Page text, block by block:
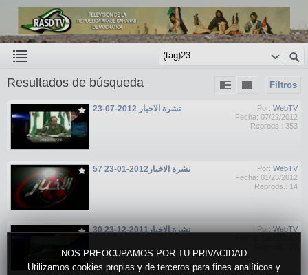
NOS PREOCUPAMOS POR TU PRIVACIDAD
Utilizamos cookies propias y de terceros para fines analíticos y
Filtros
Resultados de búsqueda
Por: WebTV
Fecha: 07/22/2012
Reprods.: 353
23-07-2012 نشرة الاخبار
Por: WebTV
Fecha: 01/23/2012
Reprods.: 14
نشرة الاخبار2012-01-23 57
Por: WebTV
نشرة الاخبار2011-12-23 30